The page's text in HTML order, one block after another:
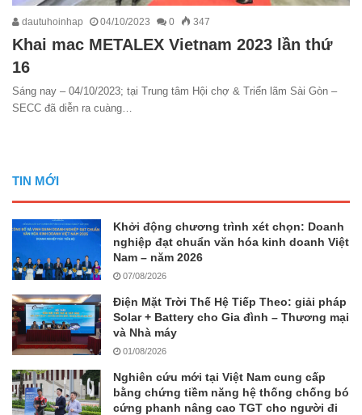
dautuhoinhap 04/10/2023 0 347
Khai mac METALEX Vietnam 2023 lần thứ
16
Sáng nay – 04/10/2023; tại Trung tâm Hội chợ & Triển lãm Sài Gòn –
SECC đã diễn ra cuàng…
TIN MỚI
Khởi động chương trình xét chọn: Doanh
nghiệp đạt chuẩn văn hóa kinh doanh Việt
Nam – năm 2026
07/08/2026
Điện Mặt Trời Thế Hệ Tiếp Theo: giải pháp
Solar + Battery cho Gia đình – Thương mại
và Nhà máy
01/08/2026
Nghiên cứu mới tại Việt Nam cung cấp
bằng chứng tiềm năng hệ thống chống bó
cứng phanh nâng cao TGT cho người đi